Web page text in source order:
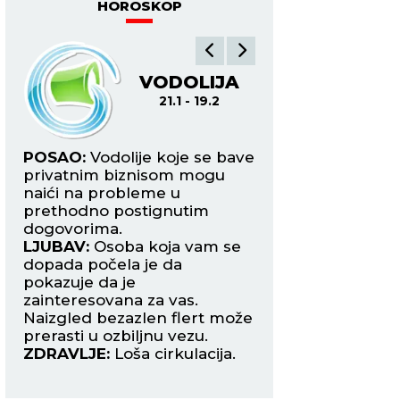
HOROSKOP
VODOLIJA
21.1 - 19.2
POSAO: Vodolije koje se bave
privatnim biznisom mogu
naići na probleme u
prethodno postignutim
dogovorima.
LJUBAV: Osoba koja vam se
dopada počela je da
pokazuje da je
zainteresovana za vas.
Naizgled bezazlen flert može
prerasti u ozbiljnu vezu.
ZDRAVLJE: Loša cirkulacija.